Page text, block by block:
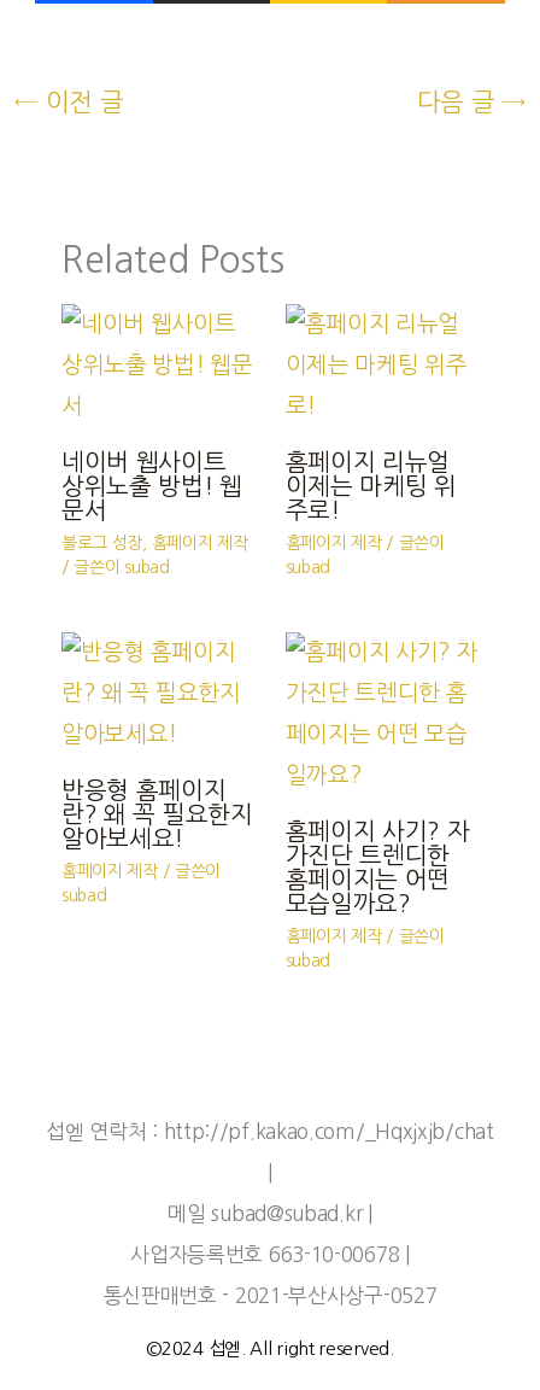
←이전 글 다음 글→
Related Posts
네이버 웹사이트
상위노출 방법! 웹
문서
블로그 성장 홈페이지 제작
/ 글쓴이 subad
홈페이지 리뉴얼
이제는 마케팅 위
주로!
홈페이지 제작/ 글쓴이
subad
반응형 홈페이지
란? 왜 꼭 필요한지
알아보세요!
홈페이지 제작/ 글쓴이
subad
홈페이지 사기? 자
가진단 트렌디한
홈페이지는 어떤
모습일까요?
홈페이지 제작/ 글쓴이
subad
섭엗 연락처 : http://pf.kakao.com/_Hqxjxjb/chat
메일 subad@subad.kr |
사업자등록번호 663-10-00678 |
통신판매번호 - 2021-부산사상구-0527
©2024 섭엗. All right reserved.